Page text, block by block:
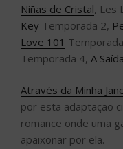
Niñas de Cristal, Les
Key Temporada 2,
Love 101
Temporada 4, A Saída
Através da Minha
por esta adaptação
romance onde uma
apaixonar por ela.